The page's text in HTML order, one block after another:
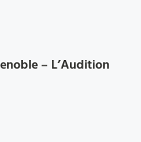
– L’Audition